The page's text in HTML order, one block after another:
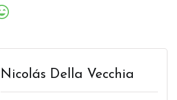
Nicolás Della Vecchia